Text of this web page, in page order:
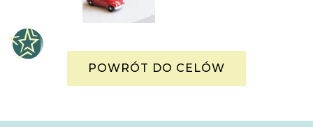
POWRÓT DO CELÓW